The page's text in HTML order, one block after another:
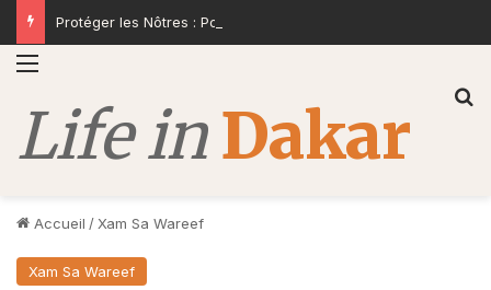
Protéger les Nôtres : Pour une Réforme Sans Concession
Menu
Accueil / Xam Sa Wareef
Xam Sa Wareef